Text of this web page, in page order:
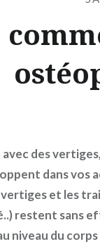
des
dans vos
vertiges et les
restent sans
niveau du